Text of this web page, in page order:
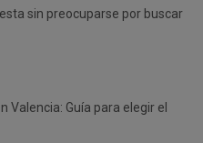
sin preocuparse por buscar
Valencia: Guía para elegir el